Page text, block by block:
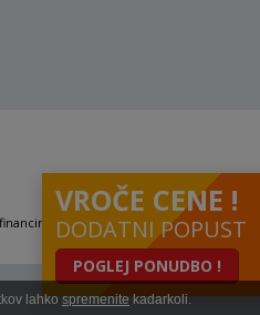
se je pridobilo preko Vavčerja
VROČE CENE !
DODATNI POPUST
POGLEJ PONUDBO !
lahkospremenitekadarkoli.